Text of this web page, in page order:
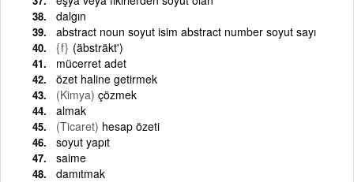
dalgın
abstract noun soyut isim abstract number soyut sayı
{f} (äbsträkt')
mücerret adet
özet haline getirmek
(Kimya) çözmek
almak
(Ticaret) hesap özeti
soyut yapıt
saime
damıtmak